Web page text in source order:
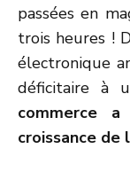
passées en
trois heures !
électronique
déficitaire à
commerce
croissance de